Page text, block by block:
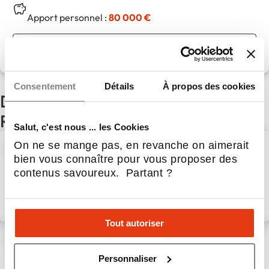
Consentement Détails À propos des cookies
Salut, c'est nous ... les Cookies
On ne se mange pas, en revanche on aimerait
bien vous connaître pour vous proposer des
contenus savoureux. Partant ?
Tout autoriser
Personnaliser
Apport personnel :80 000 €
D'autres actualités du secteur
Restauration
Beer’s Corner poursuit son
expansion avec une première
implantation en Bretagne
5 Août 2026Restauration
Argelès-sur-Mer : seconde
ouverture de la nouvelle
génération architecturale de